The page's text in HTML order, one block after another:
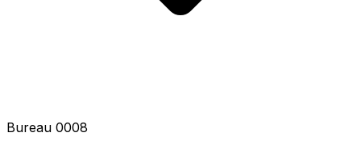
Bureau 0008